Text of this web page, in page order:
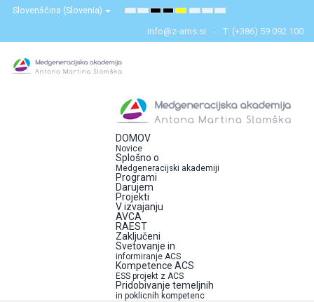
Slovenščina (Slovenia)
Default
NightHigh
Black
White
High
Black
Yellow
High
Yellow
Set
Font
Set
Font
Set
Font
info@z-ams.si T: (+386) 59 092 100
DOMOV
Novice
Splošno o
Medgeneracijski akademiji
Programi
Darujem
Projekti
V izvajanju
AVCA
RAEST
Zaključeni
Svetovanje in
informiranje ACS
Kompetence ACS
ESS projekt z ACS
Pridobivanje temeljnih
in poklicnih kompetenc